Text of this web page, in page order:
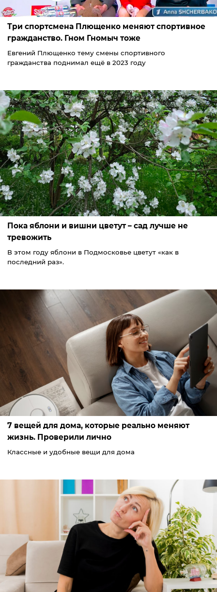
Три спортсмена Плющенко меняют спортивное
гражданство. Гном Гномыч тоже
Евгений Плющенко тему смены спортивного
гражданства поднимал ещё в 2023 году
Пока яблони и вишни цветут – сад лучше не
тревожить
В этом году яблони в Подмосковье цветут «как в
последний раз».
7 вещей для дома, которые реально меняют
жизнь. Проверили лично
Классные и удобные вещи для дома